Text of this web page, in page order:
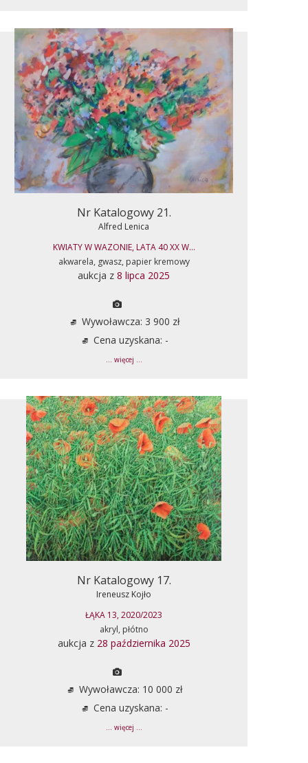
Nr Katalogowy 21.
Alfred Lenica
KWIATY W WAZONIE, LATA 40 XX W...
akwarela, gwasz, papier kremowy
aukcja z 8 lipca 2025
Wywoławcza: 3 900 zł
Cena uzyskana: -
... więcej ...
Nr Katalogowy 17.
Ireneusz Kojło
ŁĄKA 13, 2020/2023
akryl, płótno
aukcja z 28 października 2025
Wywoławcza: 10 000 zł
Cena uzyskana: -
... więcej ...